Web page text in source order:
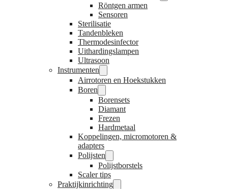
Röntgen armen
Sensoren
Sterilisatie
Tandenbleken
Thermodesinfector
Uithardingslampen
Ultrasoon
Instrumenten
Airrotoren en Hoekstukken
Boren
Borensets
Diamant
Frezen
Hardmetaal
Koppelingen, micromotoren &
adapters
Polijsten
Polijstborstels
Scaler tips
Praktijkinrichting